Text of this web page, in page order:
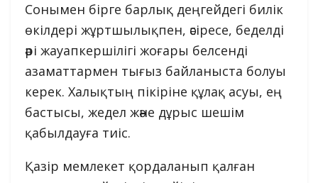
Сонымен бірге барлық деңгейдегі билік
өкілдері жұртшылықпен, әсіресе, беделді
әрі жауапкершілігі жоғары белсенді
азаматтармен тығыз байланыста болуы
керек. Халықтың пікіріне құлақ асуы, ең
бастысы, жедел және дұрыс шешім
қабылдауға тиіс.
Қазір мемлекет қордаланып қалған